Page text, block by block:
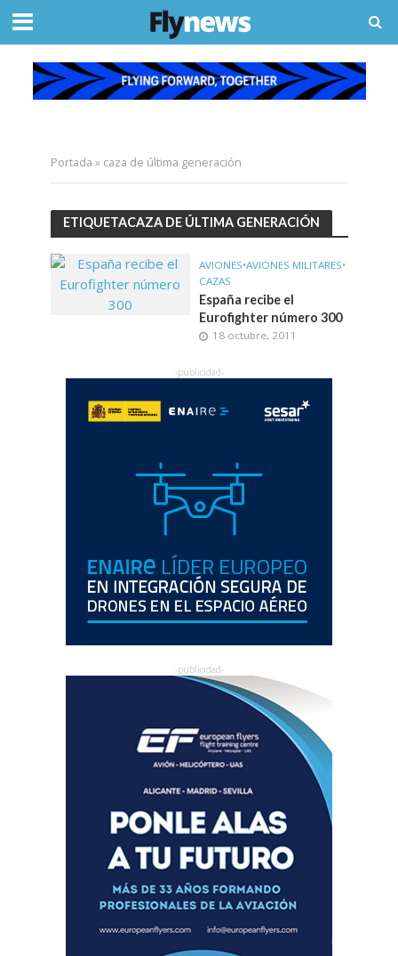
Portada » caza de última generación
ETIQUETACAZA DE ÚLTIMA GENERACIÓN
AVIONES•AVIONES MILITARES•
CAZAS
España recibe el
Eurofighter número 300
18 octubre, 2011